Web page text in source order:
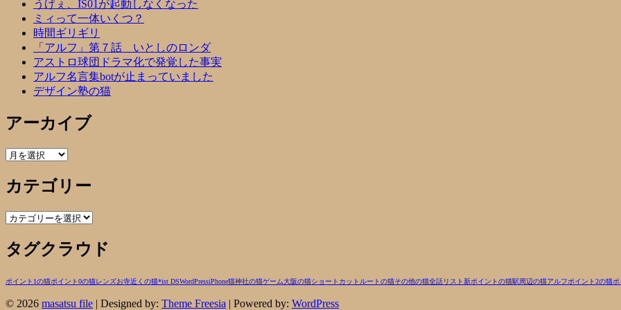
うげぇ、IS01が起動しなくなった
ミィって一体いくつ？
時間ギリギリ
「アルフ」第７話 いとしのロンダ
アストロ球団ドラマ化で発覚した事実
アルフ名言集botが止まっていました
デザイン塾の猫
アーカイブ
ア
カ
イ
ブ
カテゴリー
カ
ゴ
リ
タグクラウド
ポイント1の猫ポイント0の猫レンズお寺近くの猫*ist DSWordPressiPhone猫神社の猫ゲーム大阪の猫ショートカットルートの猫その他の猫全話リスト新ポイントの猫駅周辺の猫アルフポイント2の猫
© 2026 masatsu file | Designed by: Theme Freesia | Powered by: WordPress